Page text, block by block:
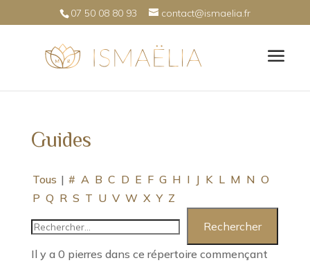
07 50 08 80 93 contact@ismaelia.fr
Guides
Tous | # A B C D E F G H I J K L M N O
P Q R S T U V W X Y Z
Il y a 0 pierres dans ce répertoire commençant